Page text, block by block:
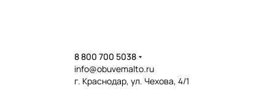
8 800 700 5038
info@obuvemalto.ru
г. Краснодар, ул. Чехова, 4/1